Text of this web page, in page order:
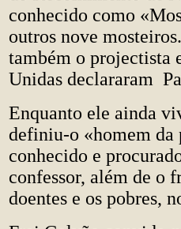
conhecido como
outros nove
também o projectista
Unidas declararam
Enquanto ele ainda
definiu-o «homem da
conhecido e
confessor, além de o
doentes e os pobres,